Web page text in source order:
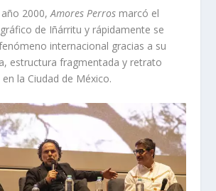
año 2000,Amores Perros marcó el
de Iñárritu y rápidamente se
internacional gracias a su
estructura fragmentada y retrato
la Ciudad de México.